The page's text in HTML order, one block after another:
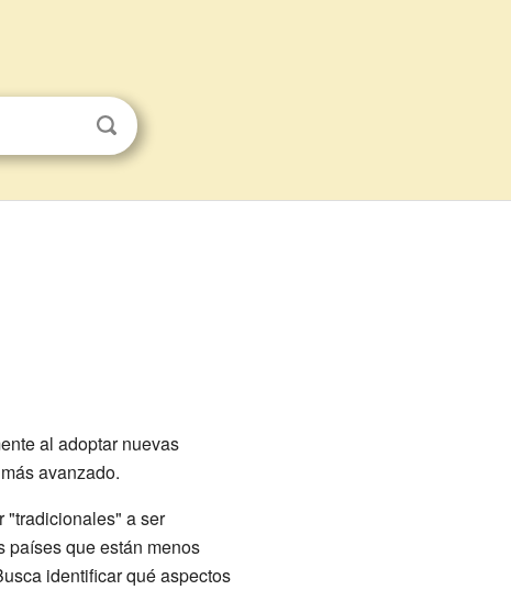
al adoptar nuevas
avanzado.
"tradicionales" a ser
países que están menos
identificar qué aspectos